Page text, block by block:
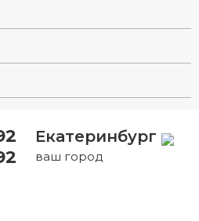
Екатеринбург
ваш город